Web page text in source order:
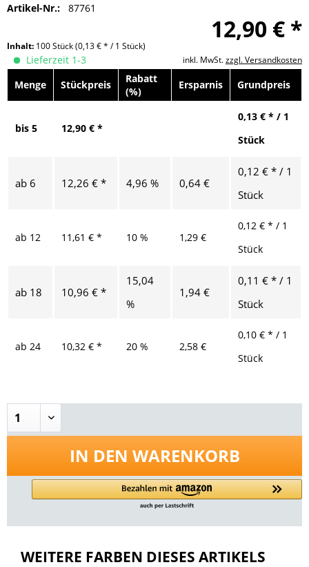
Artikel-Nr.: 87761
12,90 € *
Inhalt: 100 Stück(0,13 € * / 1 Stück)
inkl. MwSt.zzgl. Versandkosten
Lieferzeit 1-3
Menge
Stückpreis
Rabatt
(%)
Ersparnis Grundpreis
bis 5 12,90 € *
0,13 € * / 1
Stück
ab 6 12,26 € * 4,96 % 0,64 €
0,12 € * / 1
Stück
ab 12 11,61 € * 10 % 1,29 €
0,12 € * / 1
Stück
ab 18 10,96 € *
15,04
%
1,94 €
0,11 € * / 1
Stück
ab 24 10,32 € * 20 % 2,58 €
0,10 € * / 1
Stück
IN DEN WARENKORB
WEITERE FARBEN DIESES ARTIKELS